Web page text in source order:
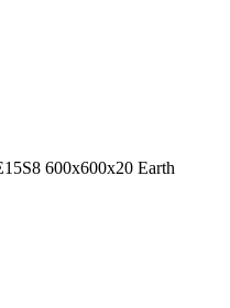
600x600x20 Earth